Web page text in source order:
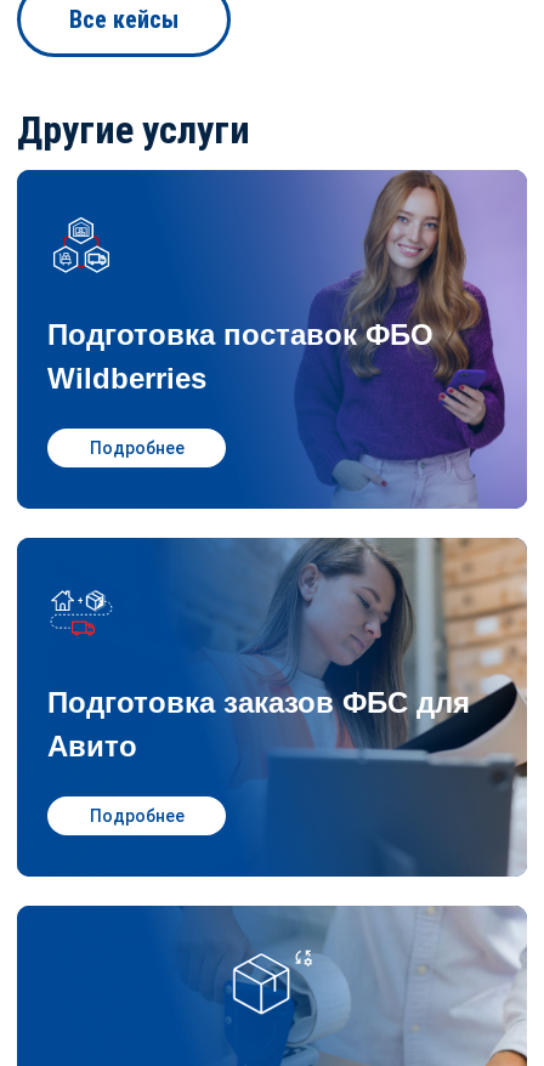
Все кейсы
Другие услуги
Подготовка поставок ФБО
Wildberries
Подробнее
Подготовка заказов ФБС для
Авито
Подробнее